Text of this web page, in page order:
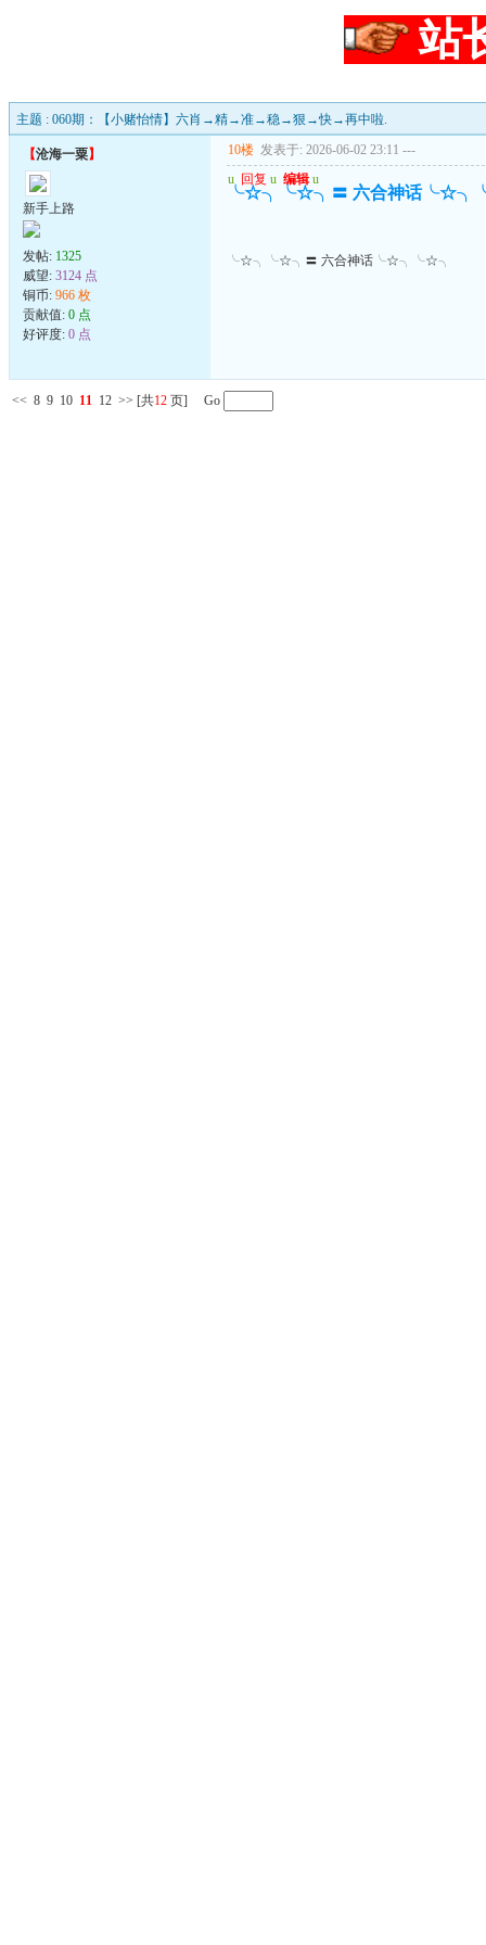
站
主题 : 060期：【小赌怡情】六肖→精→准→稳→狠→快→再中啦.
【沧海一粟】
新手上路
发帖: 1325
威望: 3124 点
铜币: 966 枚
贡献值: 0 点
好评度: 0 点
10楼 发表于: 2026-06-02 23:11 ---
u 回复 u 编辑 u
╰☆╮╰☆╮〓 六合神话
╰☆╮╰☆╮〓 六合神话╰☆╮╰☆╮
<< 8 9 10 11 12 >> [共12 页] Go